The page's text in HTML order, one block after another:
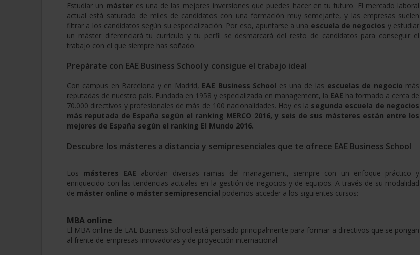
Estudiar un máster es una de las mejores inversiones que puedes hacer en tu futuro. El mercado laboral
actual está saturado de miles de candidatos con una formación muy semejante, y las empresas suelen
filtrar a los candidatos según su especialización. Por eso, apuntarse a una escuela de negocios y estudiar
un máster diferenciará tu currículo y tu perfil se desmarcará del resto de candidatos para conseguir el
trabajo con el que siempre has soñado.
Prepárate con EAE Business School y consigue el trabajo ideal
Con campus en Barcelona y en Madrid, EAE Business School es una de las escuelas de negocio más
reputadas de nuestro país. Fundada en 1958 y especializada en management, la EAE ha formado a cerca de
70.000 directivos y profesionales de más de 100 nacionalidades. Hoy es la segunda escuela de negocios
más reputada de España según el ranking MERCO 2016, y seis de sus másteres están entre los
mejores de España según el ranking El Mundo 2016.
Descubre los másteres a distancia y semipresenciales que te ofrece EAE Business School
Los másteres EAE abordan diversas ramas del management, siempre con un enfoque práctico y
enriquecido con las tendencias actuales en la gestión de negocios y de equipos. A través de su modalidad
de máster online o máster semipresencial podemos acceder a los siguientes cursos:
MBA online
El MBA online de EAE Business School está pensado principalmente para formar a directivos que se pongan
al frente de empresas innovadoras y de proyección internacional.